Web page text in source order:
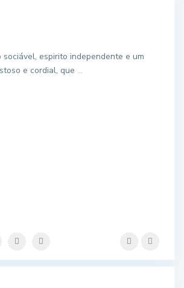
sociável, espirito independente e um
e cordial, que ...